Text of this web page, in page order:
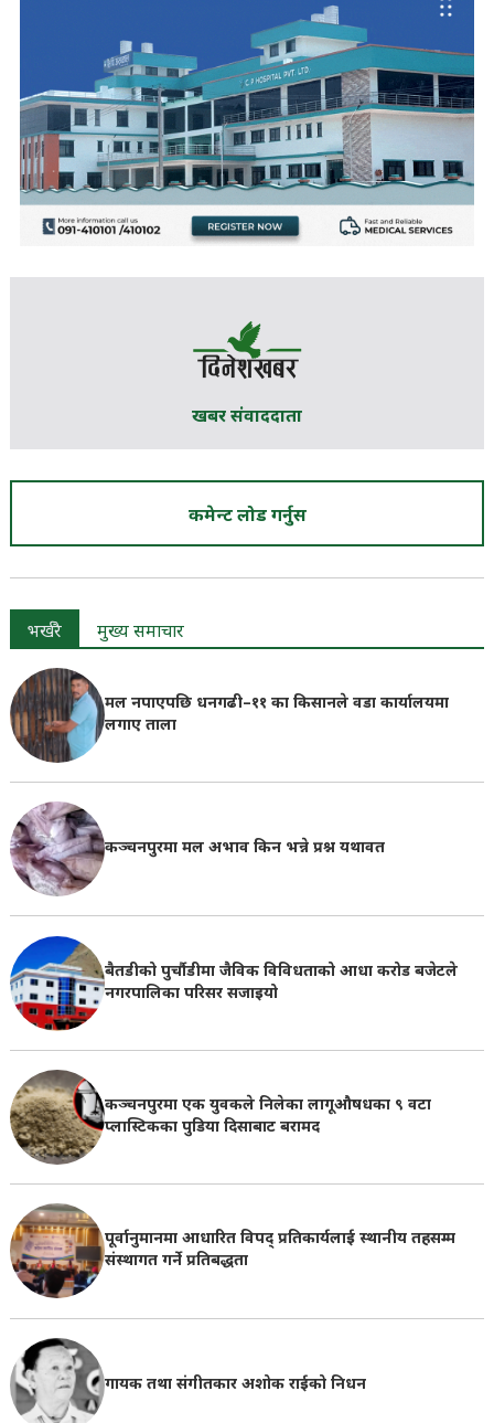
खबर संवाददाता
कमेन्ट लोड गर्नुस
भर्खरै मुख्य समाचार
मल नपाएपछि धनगढी–११ का किसानले वडा कार्यालयमा
लगाए ताला
कञ्चनपुरमा मल अभाव किन भन्ने प्रश्न यथावत
बैतडीको पुर्चौडीमा जैविक विविधताको आधा करोड बजेटले
नगरपालिका परिसर सजाइयो
कञ्चनपुरमा एक युवकले निलेका लागूऔषधका ९ वटा
प्लास्टिकका पुडिया दिसाबाट बरामद
पूर्वानुमानमा आधारित विपद् प्रतिकार्यलाई स्थानीय तहसम्म
संस्थागत गर्ने प्रतिबद्धता
गायक तथा संगीतकार अशोक राईको निधन